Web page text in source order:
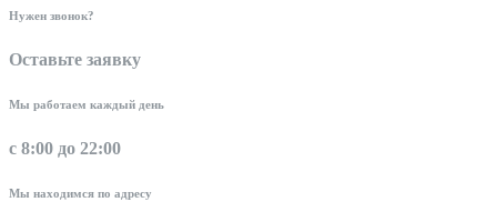
Нужен звонок?
Оставьте заявку
Мы работаем каждый день
с 8:00 до 22:00
Мы находимся по адресу